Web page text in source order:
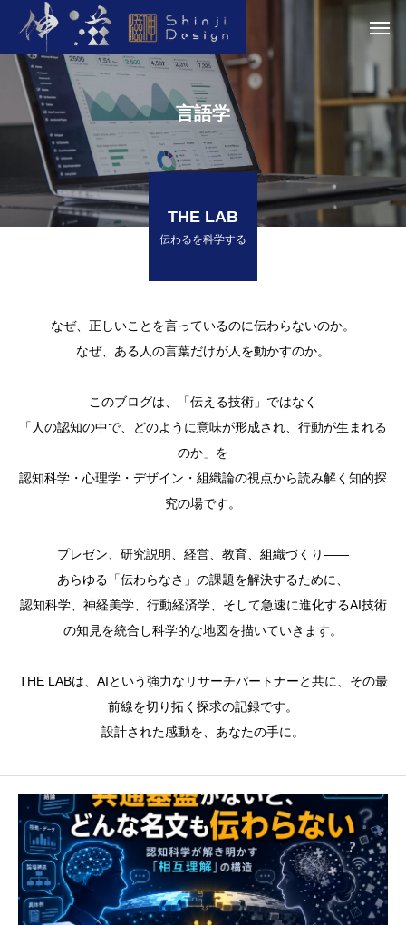
言語学
THE LAB
伝わるを科学する
なぜ、正しいことを言っているのに伝わらないのか。
なぜ、ある人の言葉だけが人を動かすのか。
このブログは、「伝える技術」ではなく
「人の認知の中で、どのように意味が形成され、行動が生まれる
のか」を
認知科学・心理学・デザイン・組織論の視点から読み解く知的探
究の場です。
プレゼン、研究説明、経営、教育、組織づくり――
あらゆる「伝わらなさ」の課題を解決するために、
認知科学、神経美学、行動経済学、そして急速に進化するAI技術
の知見を統合し科学的な地図を描いていきます。
THE LABは、AIという強力なリサーチパートナーと共に、その最
前線を切り拓く探求の記録です。
設計された感動を、あなたの手に。